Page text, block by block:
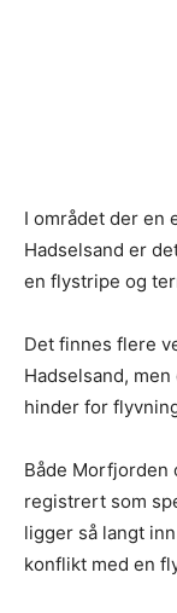
I området der en
Hadselsand er
en flystripe og
Det finnes flere
Hadselsand,
hinder for
Både Morfjorden
registrert som
ligger så langt
konflikt med en